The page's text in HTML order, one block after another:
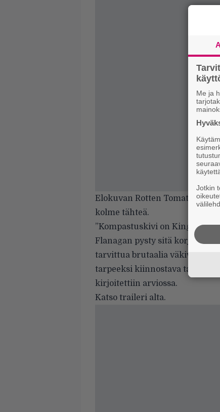
Elokuvan Rotten Tomatoes -
kolme tähteä.
”Kompastuskivi on Kingin
Flanagan pysty sitä
tarvittua brutaalia väkivaltaa
tarpeeksi kiinnostava tai
kirjoitettiin arviossa.
Katso traileri alta.
Me ja
Jotkin